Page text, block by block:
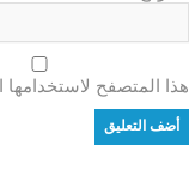
هذا المتصفح لاستخدامها